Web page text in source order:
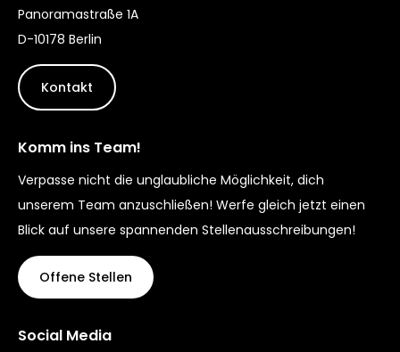
Panoramastraße 1A
D-10178 Berlin
Kontakt
Komm ins Team!
Verpasse nicht die unglaubliche Möglichkeit, dich
unserem Team anzuschließen! Werfe gleich jetzt einen
Blick auf unsere spannenden Stellenausschreibungen!
Offene Stellen
Social Media